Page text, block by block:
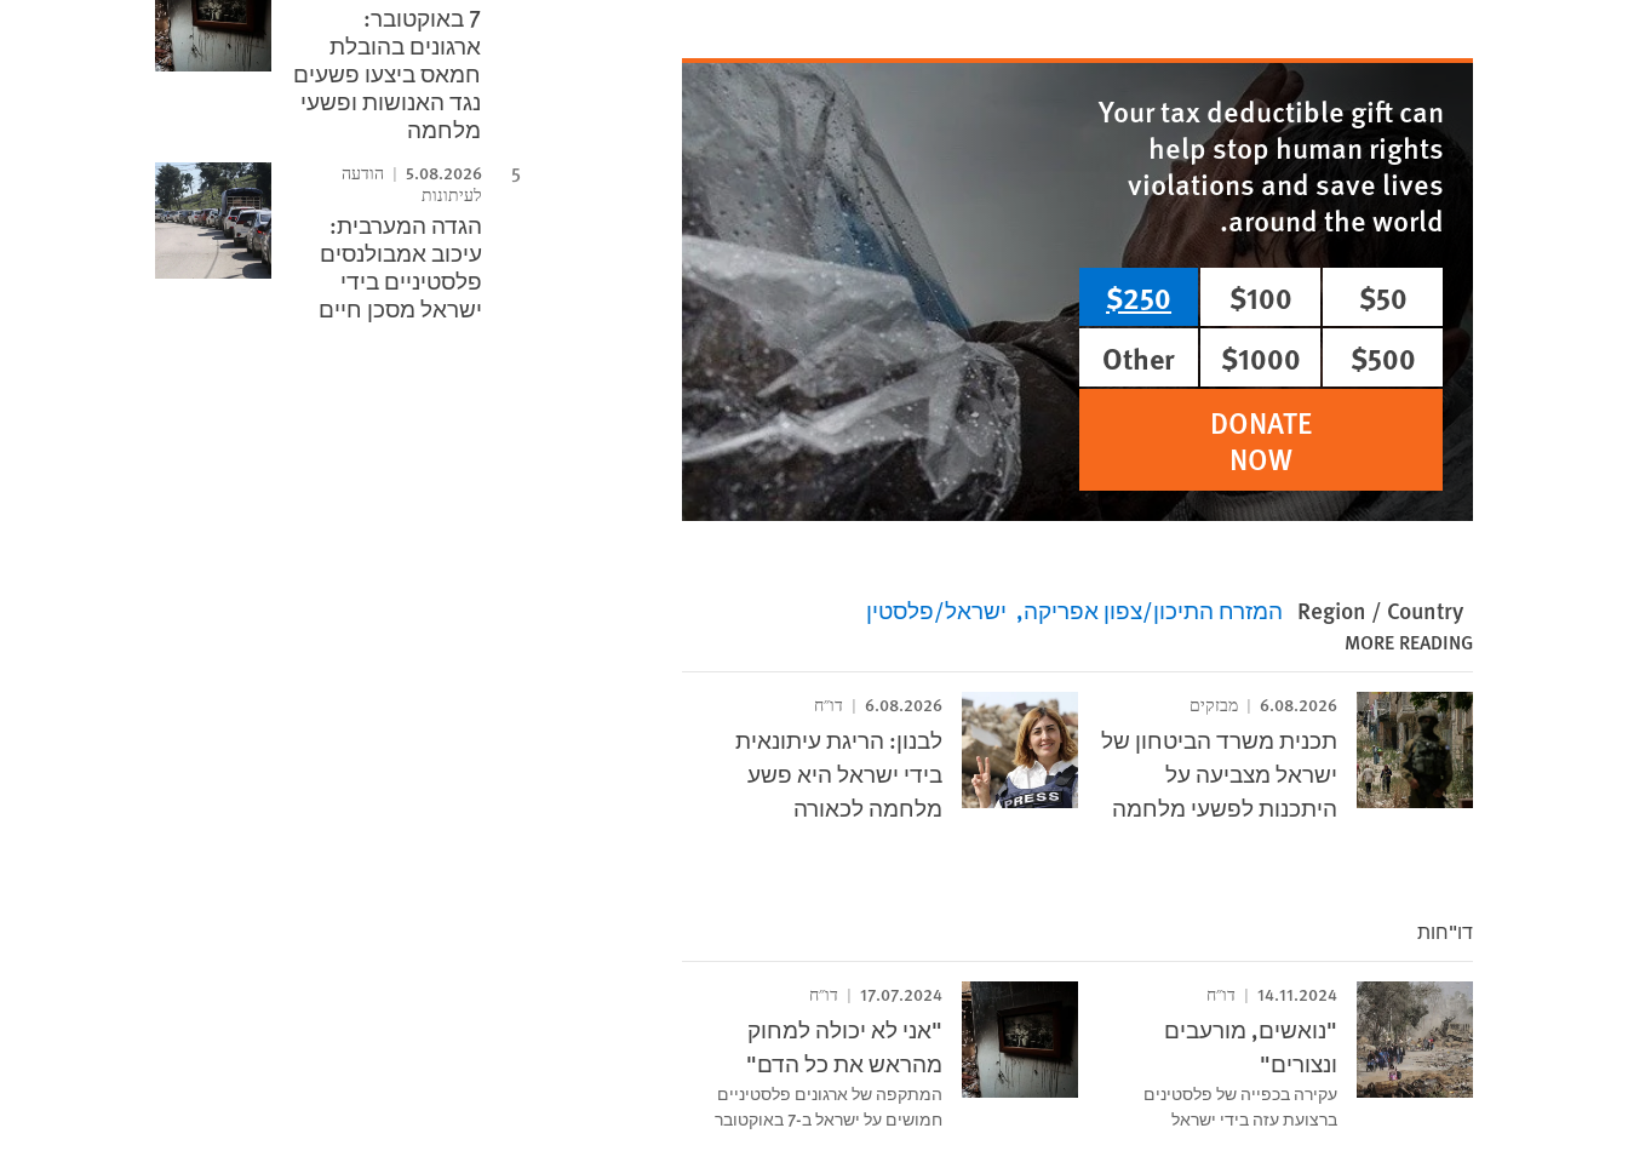
Your tax deductible gift can
help stop human rights
violations and save lives
around the world.
$50
$100
$250
$500
$1000
Other
DONATE
NOW
Region / Country המזרח התיכון/צפון אפריקה ישראל/פלסטין
MORE READING
6.08.2026 מבזקים
תכנית משרד הביטחון של
ישראל מצביעה על
היתכנות לפשעי מלחמה
6.08.2026 דו"ח
לבנון: הריגת עיתונאית
בידי ישראל היא פשע
מלחמה לכאורה
דו"חות
14.11.2024 דו"ח
"נואשים, מורעבים
ונצורים"
עקירה בכפייה של פלסטינים
ברצועת עזה בידי ישראל
17.07.2024 דו"ח
"אני לא יכולה למחוק
מהראש את כל הדם"
המתקפה של ארגונים פלסטיניים
חמושים על ישראל ב-7 באוקטובר
7 באוקטובר:
ארגונים בהובלת
חמאס ביצעו פשעים
נגד האנושות ופשעי
מלחמה
5.08.2026
הודעה
לעיתונות
הגדה המערבית:
עיכוב אמבולנסים
פלסטיניים בידי
ישראל מסכן חיים